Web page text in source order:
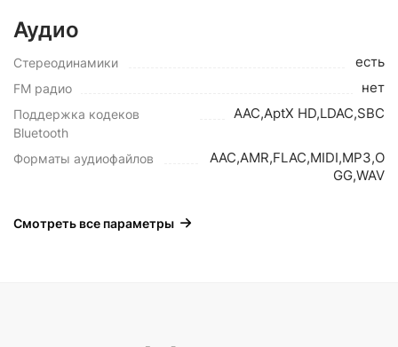
Аудио
Стереодинамики есть
FM радио нет
Поддержка кодеков
Bluetooth
AAC,AptX HD,LDAC,SBC
Форматы аудиофайлов
AAC,AMR,FLAC,MIDI,MP3,O
GG,WAV
Смотреть все параметры